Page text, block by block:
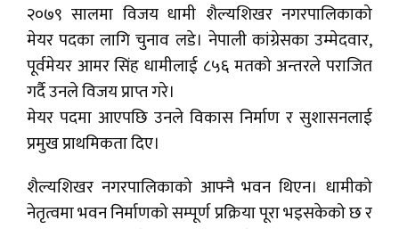
२०७९ सालमा विजय धामी शैल्यशिखर नगरपालिकाको
मेयर पदका लागि चुनाव लडे। नेपाली कांग्रेसका उम्मेदवार,
पूर्वमेयर आमर सिंह धामीलाई ८५६ मतको अन्तरले पराजित
गर्दै उनले विजय प्राप्त गरे।
मेयर पदमा आएपछि उनले विकास निर्माण र सुशासनलाई
प्रमुख प्राथमिकता दिए।
शैल्यशिखर नगरपालिकाको आफ्नै भवन थिएन। धामीको
नेतृत्वमा भवन निर्माणको सम्पूर्ण प्रक्रिया पूरा भइसकेको छ र